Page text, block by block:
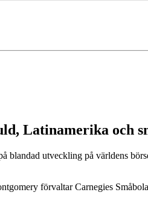
Latinamerika och
blandad utveckling på världens
förvaltar Carnegies